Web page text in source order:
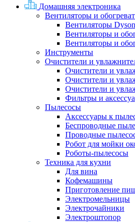
Домашняя электроника
Вентиляторы и
Вентиляторы Dyson
Вентиляторы и
Вентиляторы и
Инструменты
Очистители и
Очистители и
Очистители и
Очистители и
Фильтры и
Пылесосы
Аксессуары к
Беспроводные
Проводные
Робот для мойки
Роботы-пылесосы
Техника для кухни
Для вина
Кофемашины
Приготовление
Электромельницы
Электрочайники
Электроштопор